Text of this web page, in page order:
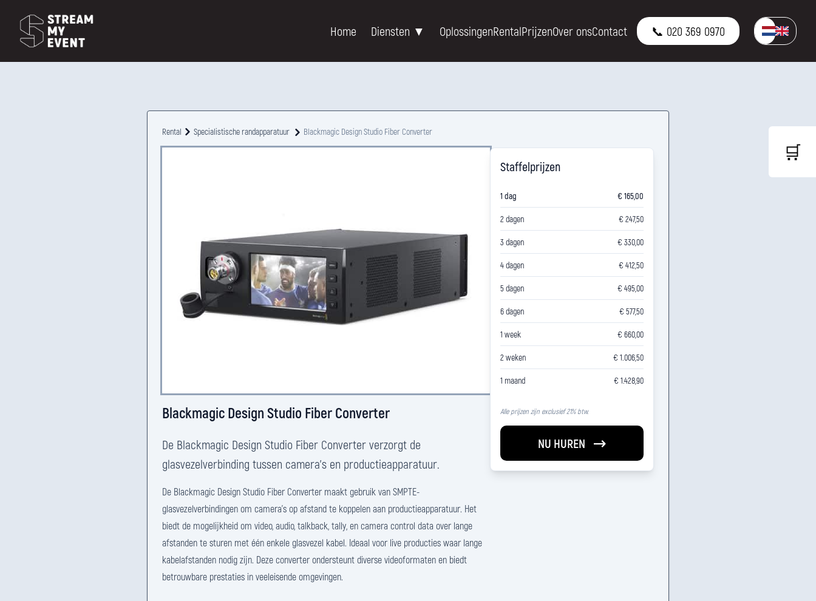
Home Diensten ▼ OplossingenRentalPrijzenOver onsContact 📞 020 369 0970
Rental Specialistische randapparatuur Blackmagic Design Studio Fiber Converter
Blackmagic Design Studio Fiber Converter
De Blackmagic Design Studio Fiber Converter verzorgt de
glasvezelverbinding tussen camera's en productieapparatuur.
De Blackmagic Design Studio Fiber Converter maakt gebruik van SMPTE-
glasvezelverbindingen om camera's op afstand te koppelen aan productieapparatuur. Het
biedt de mogelijkheid om video, audio, talkback, tally, en camera control data over lange
afstanden te sturen met één enkele glasvezel kabel. Ideaal voor live producties waar lange
kabelafstanden nodig zijn. Deze converter ondersteunt diverse videoformaten en biedt
betrouwbare prestaties in veeleisende omgevingen.
Staffelprijzen
1 dag € 165,00
2 dagen € 247,50
3 dagen € 330,00
4 dagen € 412,50
5 dagen € 495,00
6 dagen € 577,50
1 week € 660,00
2 weken € 1.006,50
1 maand € 1.428,90
Alle prijzen zijn exclusief 21% btw.
NU HUREN
🛒